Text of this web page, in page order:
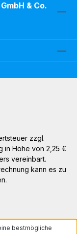
& Co.
zzgl.
in Höhe von 2,25 €
vereinbart.
kann es zu
bestmögliche